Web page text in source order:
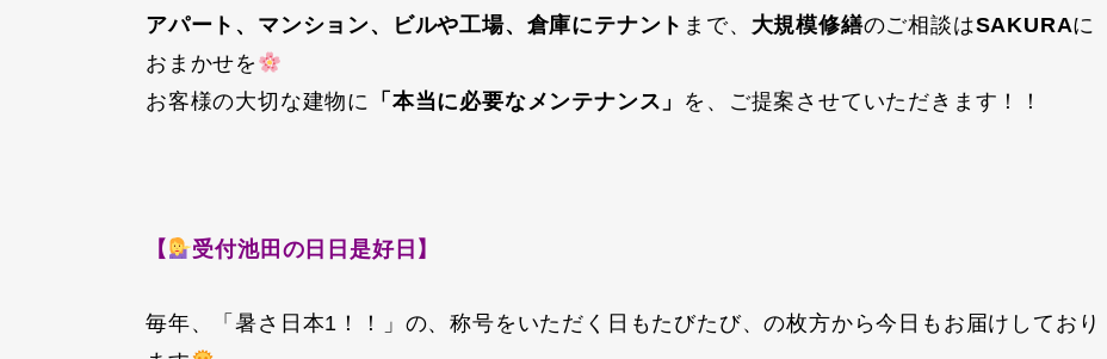
アパート、マンション、ビルや工場、倉庫にテナント まで、 大規模修繕のご相談はSAKURAに
おまかせを
お客様の大切な建物に 「本当に必要なメンテナンス」 を、ご提案させていただきます！！
【 受付池田の日日是好日】
毎年、「暑さ日本1！！」の、称号をいただく日もたびたび、の枚方から今日もお届けしており